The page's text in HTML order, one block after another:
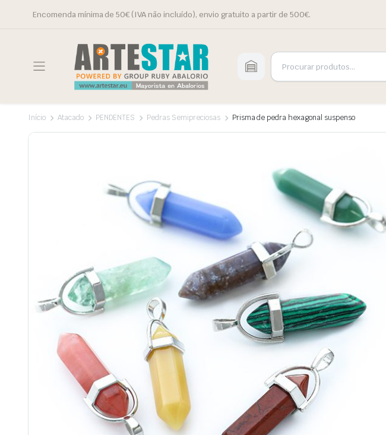
Encomenda mínima de 50€ (IVA não incluído), envio gratuito a partir de 500€.
Início Atacado PENDENTES Pedras Semipreciosas Prisma de pedra hexagonal suspenso